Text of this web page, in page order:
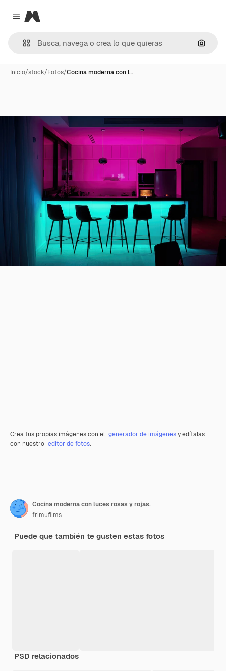
Close menu
Magnific
Inicio/stock/Fotos/Cocina moderna con l…
Crea tus propias imágenes con el generador de imágenesy edítalas
con nuestro editor de fotos.
Cocina moderna con luces rosas y rojas.
frimufilms
Puede que también te gusten estas fotos
PSD relacionados